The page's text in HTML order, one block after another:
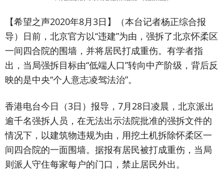
【希望之声2020年8月3日】（本台记者杨正综合报
导） 日前，北京官方以“违建”为由，强拆了北京怀柔区
一间四合院的围墙，并将居民打成重伤。有学者指
出，当局强拆目标由“低端人口”转向中产阶级，背后反
映的是中央“个人意志凌驾法治”。
香港电台今日（3日）报导，7月28日凌晨，北京派出
逾千名强拆人员，在无法出示法院批准的强拆文件的
情况下，以建筑物违规为由，用挖土机拆除怀柔区一
间四合院的一面围墙。据报有居民被打成重伤，当局
则派人守住每家每户的门口，禁止居民外出。